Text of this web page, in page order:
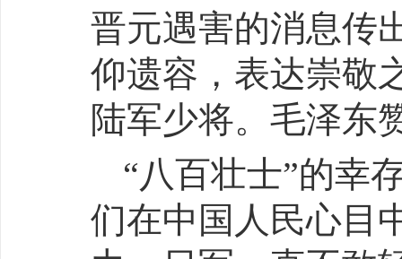
晋元遇害的消息传
仰遗容，表达崇敬
陆军少将。毛泽东
“八百壮士”的幸
们在中国人民心目